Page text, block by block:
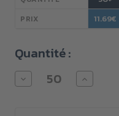
PRIX
11.69€
Quantité :
Diminuer
la la